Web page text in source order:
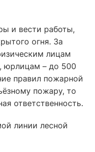
и вести работы,
огня. За
лицам
юрлицам – до 500
правил пожарной
пожару, то
ответственность.
линии лесной